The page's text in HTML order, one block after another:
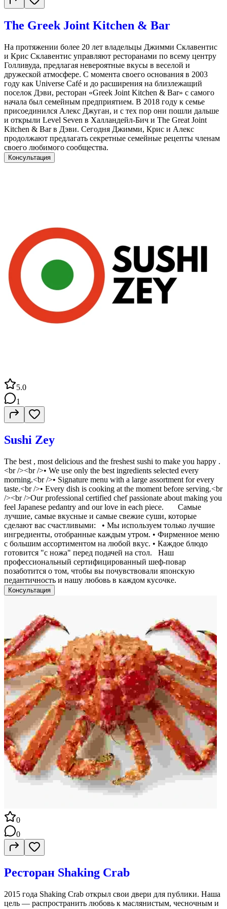
The Greek Joint Kitchen & Bar
На протяжении более 20 лет владельцы Джимми Склавентис
и Крис Склавентис управляют ресторанами по всему центру
Голливуда, предлагая невероятные вкусы в веселой и
дружеской атмосфере. С момента своего основания в 2003
году как Universe Café и до расширения на близлежащий
поселок Дэви, ресторан «Greek Joint Kitchen & Bar» с самого
начала был семейным предприятием. В 2018 году к семье
присоединился Алекс Джуган, и с тех пор они пошли дальше
и открыли Level Seven в Халландейл-Бич и The Great Joint
Kitchen & Bar в Дэви. Сегодня Джимми, Крис и Алекс
продолжают предлагать секретные семейные рецепты членам
своего любимого сообщества.
Консультация
5.0
1
Sushi Zey
The best , most delicious and the freshest sushi to make you happy .
<br /><br />• We use only the best ingredients selected every
morning.<br />• Signature menu with a large assortment for every
taste.<br />• Every dish is cooking at the moment before serving.<br
/><br />Our professional certified chef passionate about making you
feel Japanese pedantry and our love in each piece. Самые
лучшие, самые вкусные и самые свежие суши, которые
сделают вас счастливыми: • Мы используем только лучшие
ингредиенты, отобранные каждым утром. • Фирменное меню
с большим ассортиментом на любой вкус. • Каждое блюдо
готовится "с ножа" перед подачей на стол. Наш
профессиональный сертифицированный шеф-повар
позаботится о том, чтобы вы почувствовали японскую
педантичность и нашу любовь в каждом кусочке.
Консультация
0
0
Ресторан Shaking Crab
2015 года Shaking Crab открыл свои двери для публики. Наша
цель — распространить любовь к маслянистым, чесночным и